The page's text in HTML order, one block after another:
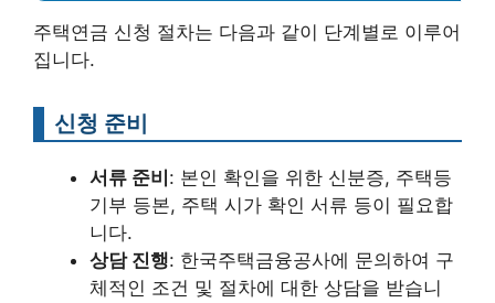
주택연금 신청 절차는 다음과 같이 단계별로 이루어
집니다.
신청 준비
서류 준비 : 본인 확인을 위한 신분증, 주택등
기부 등본, 주택 시가 확인 서류 등이 필요합
니다.
상담 진행: 한국주택금융공사에 문의하여 구
체적인 조건 및 절차에 대한 상담을 받습니